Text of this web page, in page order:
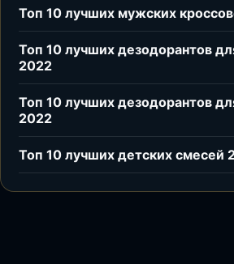
Топ 10 лучших мужских
Топ 10 лучших дезодорантов
2022
Топ 10 лучших дезодорантов
2022
Топ 10 лучших детских смесей